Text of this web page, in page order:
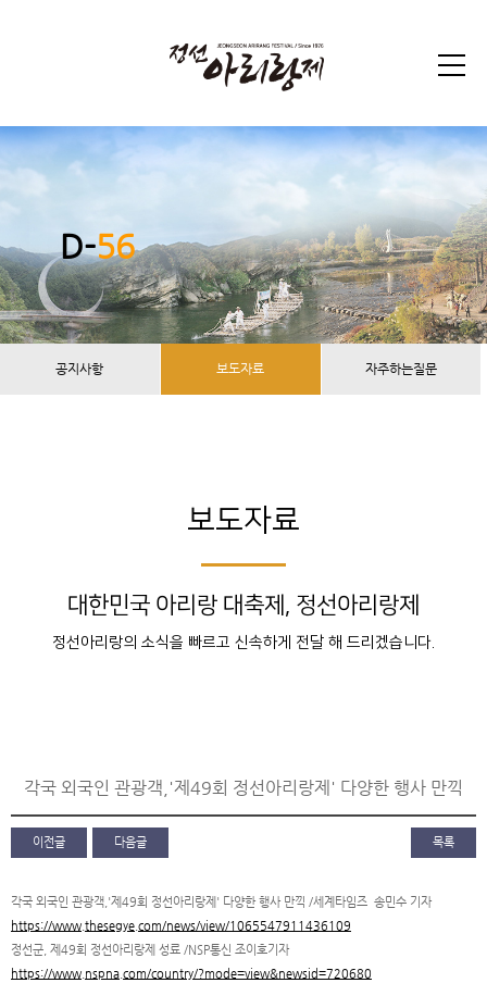
D-56
공지사항 보도자료 자주하는질문
보도자료
대한민국 아리랑 대축제, 정선아리랑제
정선아리랑의 소식을 빠르고 신속하게 전달 해 드리겠습니다.
각국 외국인 관광객,'제49회 정선아리랑제' 다양한 행사 만끽
이전글 다음글 목록
각국 외국인 관광객,'제49회 정선아리랑제' 다양한 행사 만끽 /세계타임즈 송민수 기자
https://www.thesegye.com/news/view/1065547911436109
정선군, 제49회 정선아리랑제 성료 /NSP통신 조이호기자
https://www.nspna.com/country/?mode=view&newsid=720680